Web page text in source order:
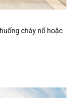
cháy nổ hoặc